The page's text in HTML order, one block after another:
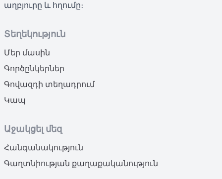
աղբյուրը և հղումը։
Տեղեկություն
Մեր մասին
Գործընկերներ
Գովազդի տեղադրում
Կապ
Աջակցել մեզ
Հանգանակություն
Գաղտնիության քաղաքականություն